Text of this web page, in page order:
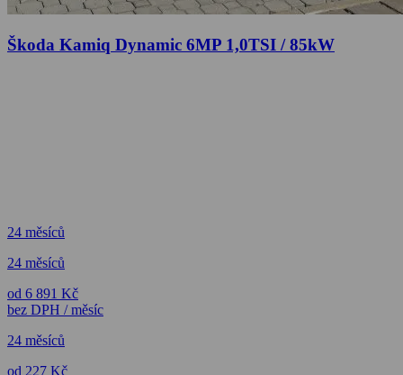
Škoda Kamiq Dynamic 6MP 1,0TSI / 85kW
24 měsíců
24 měsíců
od 6 891 Kč
bez DPH / měsíc
24 měsíců
od 227 Kč